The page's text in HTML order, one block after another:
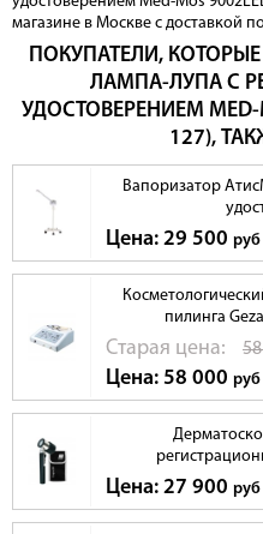
1. Полный комплект документов
для лицензирования
использование прибора в
регистрационного удостоверения
магазине в Москве с доставкой
ПОКУПАТЕЛИ,
ЛАМПА-ЛУПА С
УДОСТОВЕРЕНИЕМ MED-
127),
Вапоризатор
Цена: 29 500 руб
пилинга
Cтарая цена:
Цена: 58 000 руб
Цена: 27 900 руб